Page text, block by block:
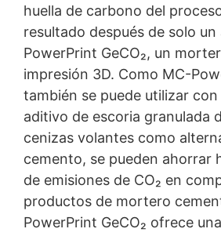
huella de carbono del
resultado después de solo un
PowerPrint GeCO₂, un
impresión 3D. Como MC-
también se puede utilizar con
aditivo de escoria granulada
cenizas volantes como
cemento, se pueden ahorrar
de emisiones de CO₂ en
productos de mortero
PowerPrint GeCO₂ ofrece